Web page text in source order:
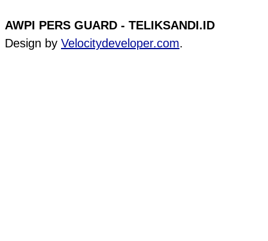
AWPI PERS GUARD - TELIKSANDI.ID
Design by Velocitydeveloper.com.